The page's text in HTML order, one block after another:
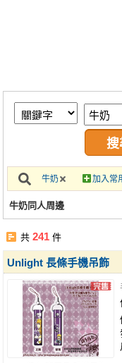
繪圖藝廊
交流中心
攤位轉讓區
會員功能選單
註冊會員
牛奶 加入常
牛奶同人周邊
共241 件
Unlight 長條手機吊飾